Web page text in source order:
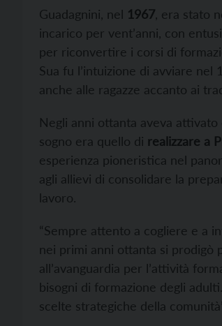
Guadagnini, nel 1967 , era stato
incarico per vent’anni, con
per riconvertire i corsi di
Sua fu l’intuizione di avviare nel
anche alle ragazze accanto ai
Negli anni ottanta aveva
sogno era quello di realizzare a
esperienza pioneristica nel
agli allievi di consolidare la
lavoro.
“Sempre attento a cogliere e a
nei primi anni ottanta si prodigò
all’avanguardia per l’attività
bisogni di formazione degli
scelte strategiche della